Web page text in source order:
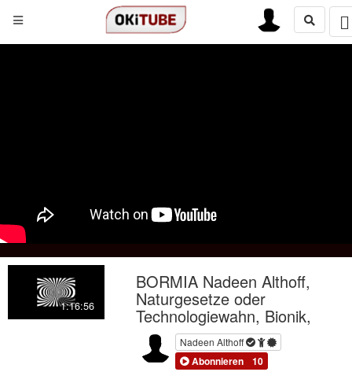
1:16:56
BORMIA Nadeen Althoff,
Naturgesetze oder
Technologiewahn, Bionik,
Nadeen Althoff
Abonnieren 10